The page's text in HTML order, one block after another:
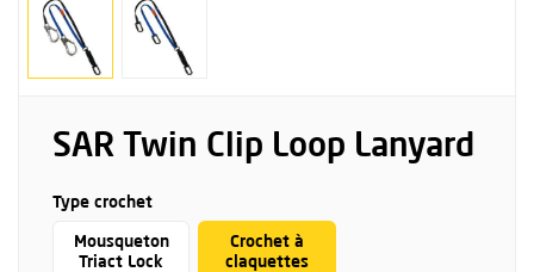
SAR Twin Clip Loop Lanyard
Type crochet
Mousqueton
Triact Lock
Crochet à
claquettes